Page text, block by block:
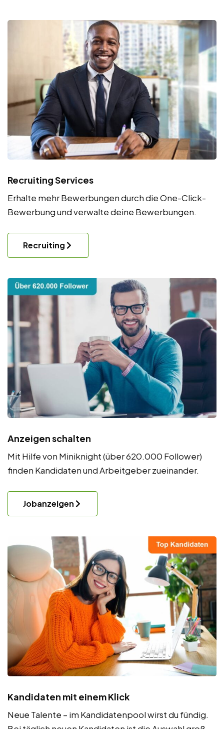
Recruiting Services
Erhalte mehr Bewerbungen durch die One-Click-
Bewerbung und verwalte deine Bewerbungen.
Recruiting
Anzeigen schalten
Mit Hilfe von Miniknight (über 620.000 Follower)
finden Kandidaten und Arbeitgeber zueinander.
Jobanzeigen
Kandidaten mit einem Klick
Neue Talente – im Kandidatenpool wirst du fündig.